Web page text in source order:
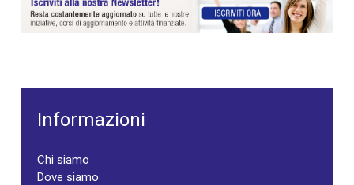
Informazioni
Chi siamo
Dove siamo